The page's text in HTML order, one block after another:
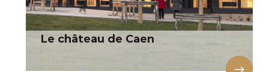
Le château de Caen